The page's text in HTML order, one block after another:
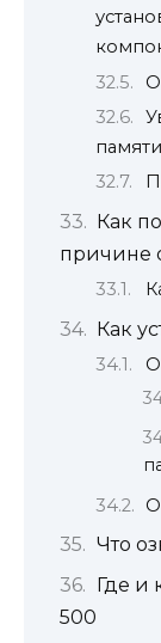
Как
причине
Как
Что
Где и
500